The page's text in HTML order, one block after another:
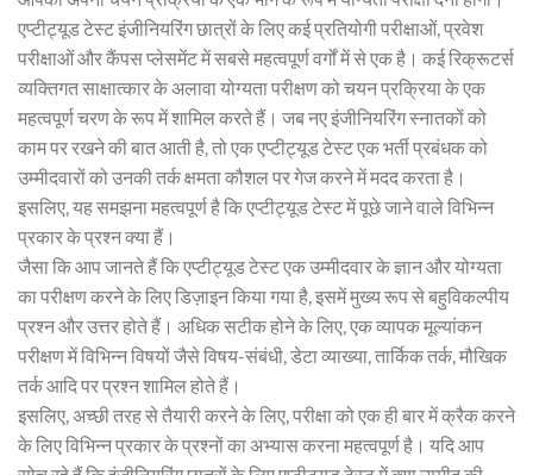
एप्टीट्यूड टेस्ट इंजीनियरिंग छात्रों के लिए कई प्रतियोगी परीक्षाओं, प्रवेश
परीक्षाओं और कैंपस प्लेसमेंट में सबसे महत्वपूर्ण वर्गों में से एक है। कई रिक्रूटर्स
व्यक्तिगत साक्षात्कार के अलावा योग्यता परीक्षण को चयन प्रक्रिया के एक
महत्वपूर्ण चरण के रूप में शामिल करते हैं। जब नए इंजीनियरिंग स्नातकों को
काम पर रखने की बात आती है, तो एक एप्टीट्यूड टेस्ट एक भर्ती प्रबंधक को
उम्मीदवारों को उनकी तर्क क्षमता कौशल पर गेज करने में मदद करता है।
इसलिए, यह समझना महत्वपूर्ण है कि एप्टीट्यूड टेस्ट में पूछे जाने वाले विभिन्न
प्रकार के प्रश्न क्या हैं।
जैसा कि आप जानते हैं कि एप्टीट्यूड टेस्ट एक उम्मीदवार के ज्ञान और योग्यता
का परीक्षण करने के लिए डिज़ाइन किया गया है, इसमें मुख्य रूप से बहुविकल्पीय
प्रश्न और उत्तर होते हैं। अधिक सटीक होने के लिए, एक व्यापक मूल्यांकन
परीक्षण में विभिन्न विषयों जैसे विषय-संबंधी, डेटा व्याख्या, तार्किक तर्क, मौखिक
तर्क आदि पर प्रश्न शामिल होते हैं।
इसलिए, अच्छी तरह से तैयारी करने के लिए, परीक्षा को एक ही बार में क्रैक करने
के लिए विभिन्न प्रकार के प्रश्नों का अभ्यास करना महत्वपूर्ण है। यदि आप